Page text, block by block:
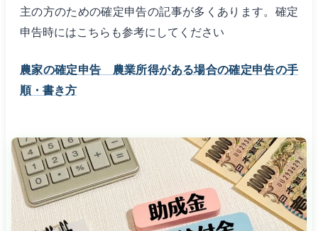
主の方のための確定申告の記事が多くあります。確定
申告時にはこちらも参考にしてください
農家の確定申告 農業所得がある場合の確定申告の手
順・書き方